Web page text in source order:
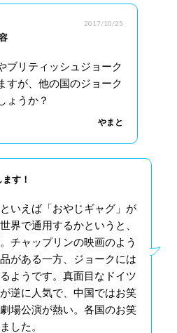
2017/10/25
ブリティッシュジョーク
すが、他の国のジョーク
ょうか？
やまと
す！
いえば「おやじギャグ」が
界で通用するかというと、
チャップリンの映画のよう
がある一方、ジョークには
ようです。真面目なドイツ
逆に人気で、中国ではお笑
場公演が熱い。各国のお笑
した。